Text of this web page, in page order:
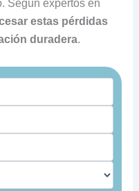
Según expertos en
estas pérdidas
duradera.